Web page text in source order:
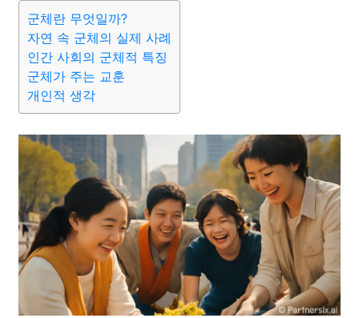
군체란 무엇일까?
자연 속 군체의 실제 사례
인간 사회의 군체적 특징
군체가 주는 교훈
개인적 생각